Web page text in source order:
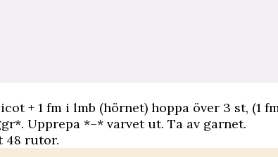
+ 1 fm i lmb (hörnet) hoppa över 3 st, (1
Upprepa *–* varvet ut. Ta av garnet.
48 rutor.